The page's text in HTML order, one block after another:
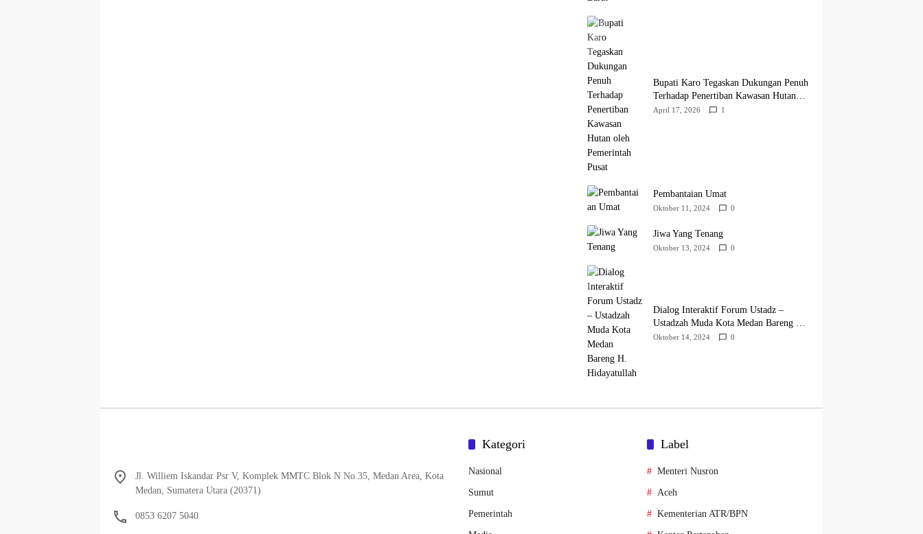
Bupati Karo Tegaskan Dukungan Penuh
Terhadap Penertiban Kawasan Hutan
oleh Pemerintah Pusat
April 17, 2026 1
Pembantaian Umat
Oktober 11, 2024 0
Jiwa Yang Tenang
Oktober 13, 2024 0
Dialog Interaktif Forum Ustadz –
Ustadzah Muda Kota Medan Bareng H.
Hidayatullah
Oktober 14, 2024 0
Jl. Williem Iskandar Psr V, Komplek MMTC Blok N No.35, Medan Area, Kota
Medan, Sumatera Utara (20371)
0853 6207 5040
Kategori
Nasional
Sumut
Pemerintah
Label
Menteri Nusron
Aceh
Kementerian ATR/BPN